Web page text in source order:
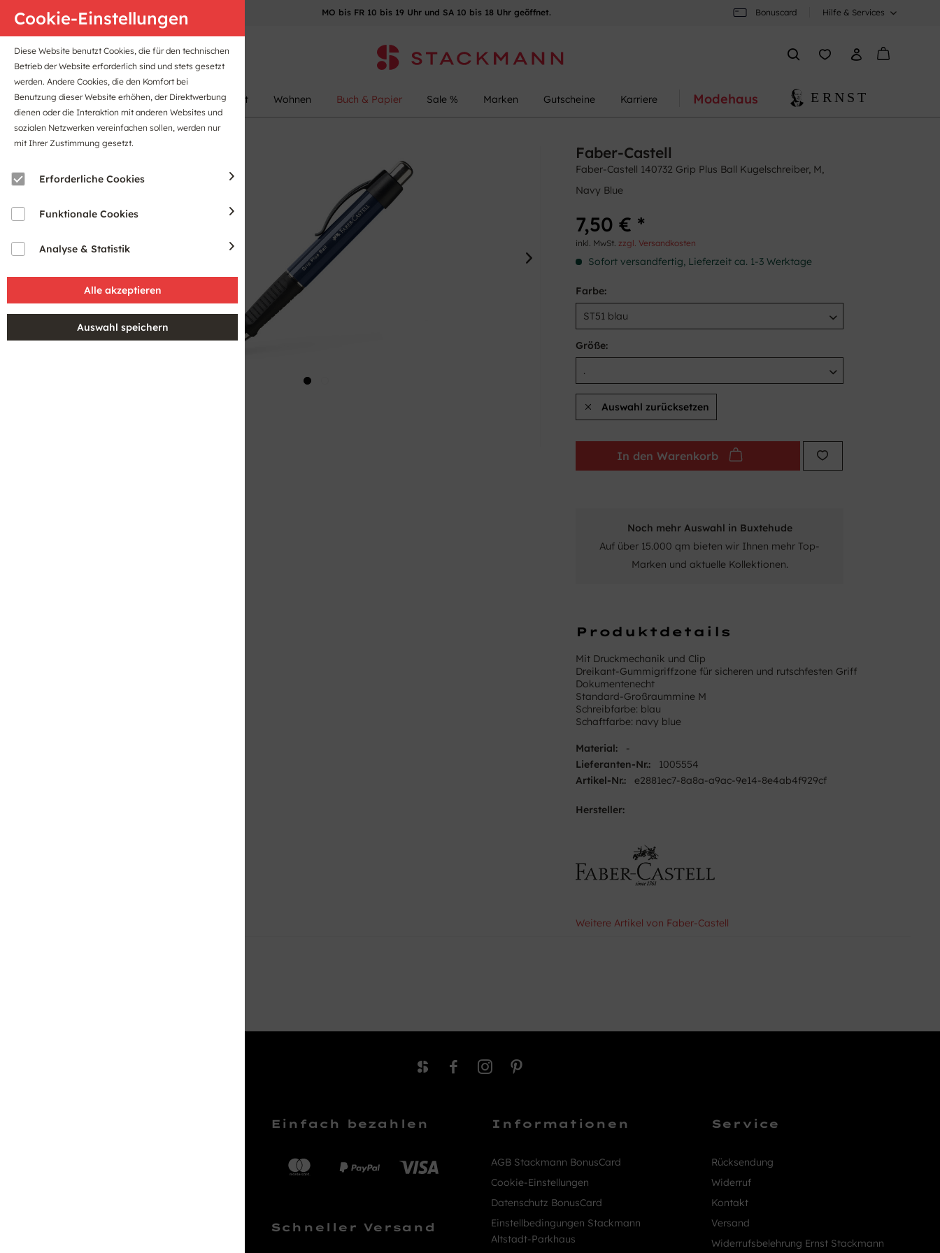
Anfahrt B2B-Portal MO bis FR 10 bis 19 Uhr und SA 10 bis 18 Uhr geöffnet. Bonuscard Hilfe & Services
Damen Herren Kinder Sport Wohnen Buch & Papier Sale % Marken Gutscheine Karriere Modehaus
Cookie-Einstellungen
Diese Website benutzt Cookies, die für den technischen
Betrieb der Website erforderlich sind und stets gesetzt
werden. Andere Cookies, die den Komfort bei
Benutzung dieser Website erhöhen, der Direktwerbung
dienen oder die Interaktion mit anderen Websites und
sozialen Netzwerken vereinfachen sollen, werden nur
mit Ihrer Zustimmung gesetzt.
Erforderliche Cookies
Funktionale Cookies
Analyse & Statistik
Faber-Castell
Faber-Castell 140732 Grip Plus Ball Kugelschreiber, M,
Navy Blue
7,50 € *
inkl. MwSt.zzgl. Versandkosten
Sofort versandfertig, Lieferzeit ca. 1-3 Werktage
Farbe:
Größe:
Auswahl zurücksetzen
In den Warenkorb
Noch mehr Auswahl in Buxtehude
Auf über 15.000 qm bieten wir Ihnen mehr Top-
Marken und aktuelle Kollektionen.
Produktdetails
Mit Druckmechanik und Clip
Dreikant-Gummigriffzone für sicheren und rutschfesten Griff
Dokumentenecht
Standard-Großraummine M
Schreibfarbe: blau
Schaftfarbe: navy blue
Material:
-
Lieferanten-Nr.:
1005554
Artikel-Nr.:
e2881ec7-8a8a-a9ac-9e14-8e4ab4f929cf
Hersteller:
Weitere Artikel von Faber-Castell
Einfach bezahlen
Schneller Versand
Informationen
AGB Stackmann BonusCard
Cookie-Einstellungen
Datenschutz BonusCard
Einstellbedingungen Stackmann
Altstadt-Parkhaus
Service
Rücksendung
Widerruf
Kontakt
Versand
Widerrufsbelehrung Ernst Stackmann